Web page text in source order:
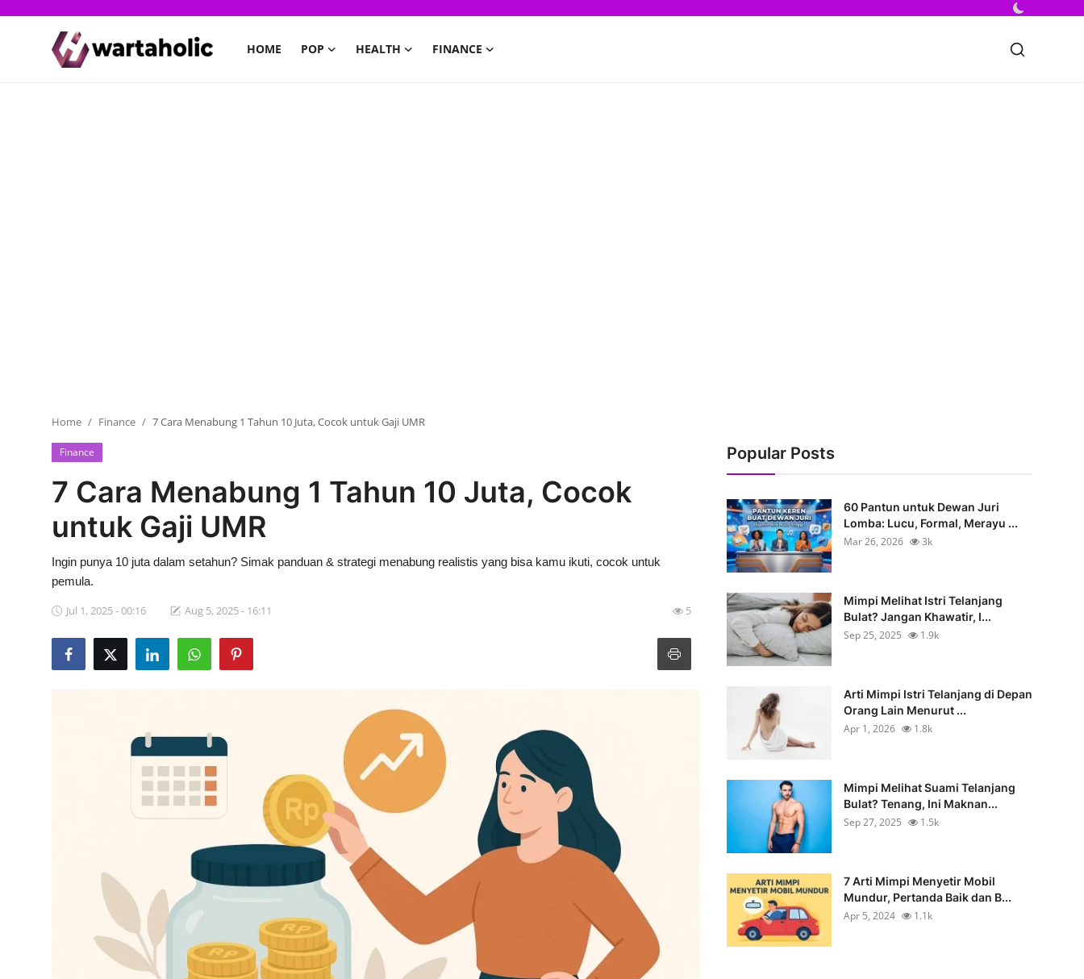
HOME POP HEALTH FINANCE
Home Finance 7 Cara Menabung 1 Tahun 10 Juta, Cocok untuk Gaji UMR
Finance
7 Cara Menabung 1 Tahun 10 Juta, Cocok
untuk Gaji UMR
Ingin punya 10 juta dalam setahun? Simak panduan & strategi menabung realistis yang bisa kamu ikuti, cocok untuk
pemula.
Jul 1, 2025 - 00:16 Aug 5, 2025 - 16:11 5
Popular Posts
60 Pantun untuk Dewan Juri
Lomba: Lucu, Formal, Merayu ...
Mar 26, 2026
3k
Mimpi Melihat Istri Telanjang
Bulat? Jangan Khawatir, I...
Sep 25, 2025
1.9k
Arti Mimpi Istri Telanjang di Depan
Orang Lain Menurut ...
Apr 1, 2026
1.8k
Mimpi Melihat Suami Telanjang
Bulat? Tenang, Ini Maknan...
Sep 27, 2025
1.5k
7 Arti Mimpi Menyetir Mobil
Mundur, Pertanda Baik dan B...
Apr 5, 2024
1.1k